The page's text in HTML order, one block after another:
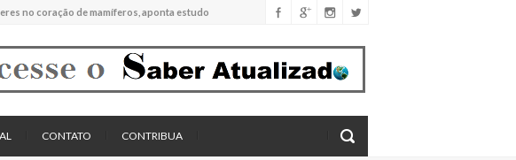
no coração de mamíferos, aponta estudo
para capturar formigas
CONTATO CONTRIBUA